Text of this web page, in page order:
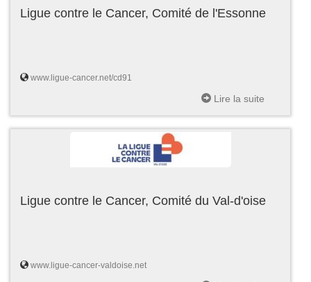
Ligue contre le Cancer, Comité de l'Essonne
www.ligue-cancer.net/cd91
Lire la suite
Ligue contre le Cancer, Comité du Val-d'oise
www.ligue-cancer-valdoise.net